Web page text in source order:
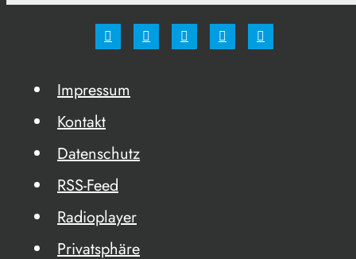
Impressum
Kontakt
Datenschutz
RSS-Feed
Radioplayer
Privatsphäre